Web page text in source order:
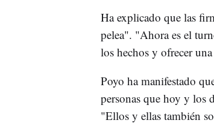
Ha explicado que las
pelea". "Ahora es el
los hechos y ofrecer
Poyo ha manifestado
personas que hoy y los
"Ellos y ellas también